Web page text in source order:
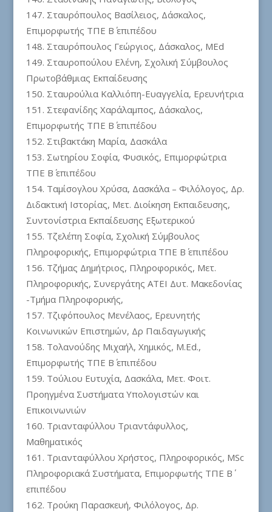
Σταυρόπουλος Βασίλειος, Δάσκαλος,
Επιμορφωτής ΤΠΕ Β΄ επιπέδου
Σταυρόπουλος Γεώργιος, Δάσκαλος, MEd
Σταυροπούλου Ελένη, Σχολική Σύμβουλος
Πρωτοβάθμιας Εκπαίδευσης
Σταυρούλια Καλλιόπη-Ευαγγελία, Ερευνήτρια
Στεφανίδης Χαράλαμπος, Δάσκαλος,
Επιμορφωτής ΤΠΕ Β΄ επιπέδου
Στιβακτάκη Μαρία, Δασκάλα
Σωτηρίου Σοφία, Φυσικός, Επιμορφώτρια
ΤΠΕ Β΄ επιπέδου
Ταμίσογλου Χρύσα, Δασκάλα – Φιλόλογος, Δρ.
Διδακτική Ιστορίας, Μετ. Διοίκηση Εκπαιδευσης,
Συντονίστρια Εκπαίδευσης Εξωτερικού
Τζελέπη Σοφία, Σχολική Σύμβουλος
Πληροφορικής, Επιμορφώτρια ΤΠΕ Β΄ επιπέδου
Tζήμας Δημήτριος, Πληροφορικός, Μετ.
Πληροφορικής, Συνεργάτης ΑΤΕΙ Δυτ. Μακεδονίας
-Τμήμα Πληροφορικής,
Tζιφόπουλος Μενέλαος, Ερευνητής
Κοινωνικών Επιστημών, Δρ Παιδαγωγικής
Τολανούδης Μιχαήλ, Χημικός, Μ.Εd.,
Επιμορφωτής ΤΠΕ Β΄ επιπέδου
Τούλιου Ευτυχία, Δασκάλα, Μετ. Φοιτ.
Προηγμένα Συστήματα Υπολογιστών και
Επικοινωνιών
Τριανταφύλλου Τριαντάφυλλος,
Μαθηματικός
Τριανταφύλλου Χρήστος, Πληροφορικός, MSc
Πληροφοριακά Συστήματα, Επιμορφωτής ΤΠΕ Β΄
επιπέδου
Τρούκη Παρασκευή, Φιλόλογος, Δρ.